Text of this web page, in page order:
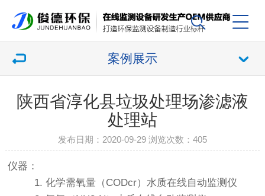
案例展示
陕西省淳化县垃圾处理场渗滤液
处理站
发布日期：2020-09-29 浏览次数： 405
仪器：
1. 化学需氧量（CODcr）水质在线自动监测仪